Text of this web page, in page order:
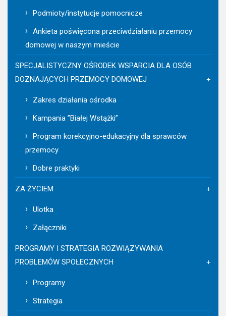
Podmioty/instytucje pomocnicze
Ankieta poświęcona przeciwdziałaniu przemocy
domowej w naszym mieście
SPECJALISTYCZNY OŚRODEK WSPARCIA DLA OSÓB
DOZNAJĄCYCH PRZEMOCY DOMOWEJ
Zakres działania ośrodka
Kampania ”Białej Wstążki”
Program korekcyjno-edukacyjny dla sprawców
przemocy
Dobre praktyki
ZA ŻYCIEM
Ulotka
Załączniki
PROGRAMY I STRATEGIA ROZWIĄZYWANIA
PROBLEMÓW SPOŁECZNYCH
Programy
Strategia